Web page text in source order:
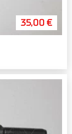
35,00 €